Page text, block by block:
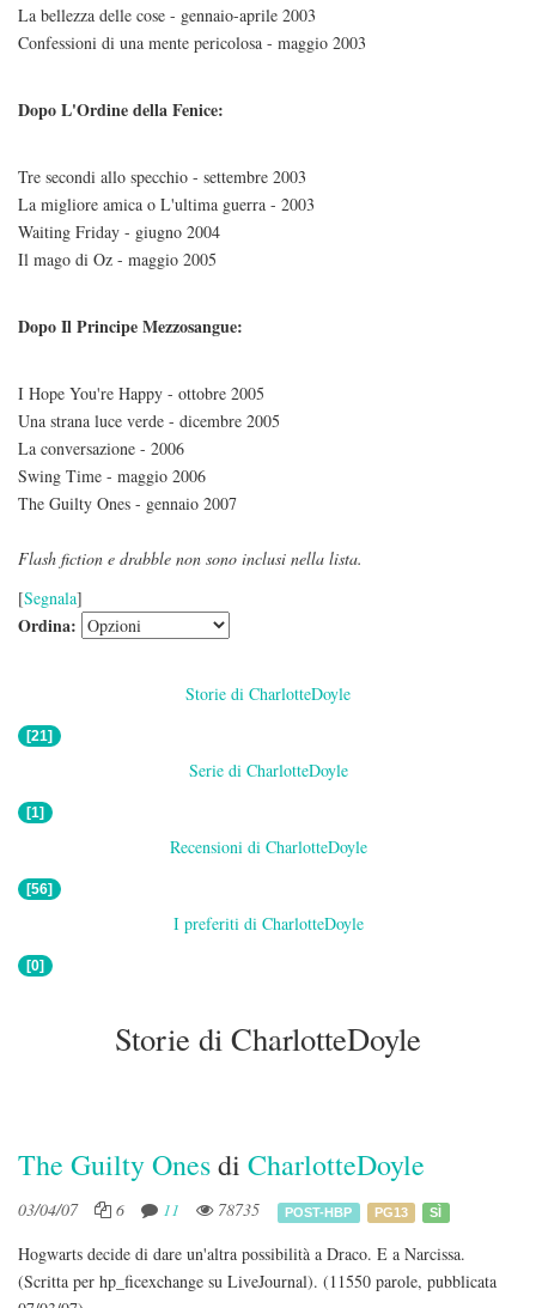
La bellezza delle cose - gennaio-aprile 2003
Confessioni di una mente pericolosa - maggio 2003
Dopo L'Ordine della Fenice:
Tre secondi allo specchio - settembre 2003
La migliore amica o L'ultima guerra - 2003
Waiting Friday - giugno 2004
Il mago di Oz - maggio 2005
Dopo Il Principe Mezzosangue:
I Hope You're Happy - ottobre 2005
Una strana luce verde - dicembre 2005
La conversazione - 2006
Swing Time - maggio 2006
The Guilty Ones - gennaio 2007
Flash fiction e drabble non sono inclusi nella lista.
[Segnala]
Ordina:
Storie di CharlotteDoyle
[21]
Serie di CharlotteDoyle
[1]
Recensioni di CharlotteDoyle
[56]
I preferiti di CharlotteDoyle
[0]
Storie di CharlotteDoyle
The Guilty Onesdi CharlotteDoyle
03/04/07 6 11 78735 POST-HBP PG13 SÌ
Hogwarts decide di dare un'altra possibilità a Draco. E a Narcissa.
(Scritta per hp_ficexchange su LiveJournal). (11550 parole, pubblicata